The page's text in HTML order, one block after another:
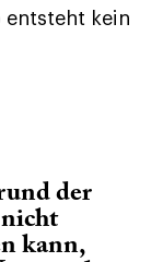
entsteht kein
der
kann,